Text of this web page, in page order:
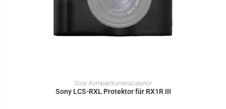
IN DEN WARENKORB
Sony Kompaktkamerazubehör
Sony LCS-RXL Protektor für RX1R III